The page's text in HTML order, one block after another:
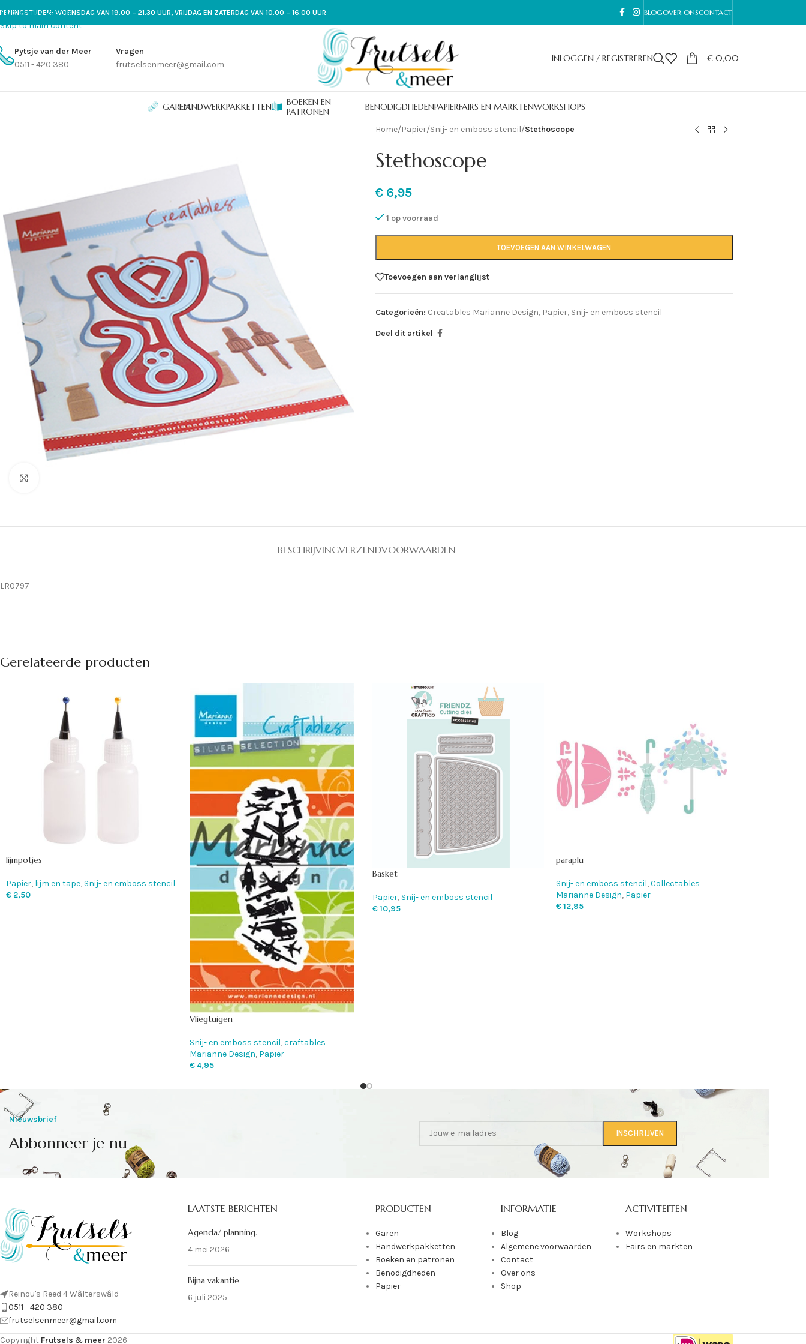
Skip to navigation
Skip to main content
WOENSDAG VAN 19.00 – 21.30 UUR, VRIJDAG EN ZATERDAG VAN 10.00 – 16.00 UUR BLOGOVER ONSCONTACT
Pytsje van der Meer
0511 - 420 380
Vragen
frutselsenmeer@gmail.com
INLOGGEN / REGISTREREN € 0,00
GARENHANDWERKPAKKETTEN
BOEKEN EN
PATRONEN
BENODIGDHEDENPAPIERFAIRS EN MARKTENWORKSHOPS
Home/Papier/Snij- en emboss stencil/Stethoscope
Stethoscope
€6,95
1 op voorraad
TOEVOEGEN AAN WINKELWAGEN
Toevoegen aan verlanglijst
Categorieën: Creatables Marianne Design, Papier, Snij- en emboss stencil
Deel dit artikel
BESCHRIJVINGVERZENDVOORWAARDEN
LR0797
Gerelateerde producten
lijmpotjes
Papier, lijm en tape, Snij- en emboss stencil
€ 2,50
Vliegtuigen
Snij- en emboss stencil, craftables
Marianne Design, Papier
€4,95
Basket
Papier, Snij- en emboss stencil
€10,95
paraplu
Snij- en emboss stencil, Collectables
Marianne Design, Papier
€12,95
Nieuwsbrief
Abbonneer je nu
Reinou's Reed 4 Wâlterswâld
0511 - 420 380
frutselsenmeer@gmail.com
LAATSTE BERICHTEN
Agenda/ planning.
4 mei 2026
Bijna vakantie
6 juli 2025
PRODUCTEN
Garen
Handwerkpakketten
Boeken en patronen
Benodigdheden
Papier
INFORMATIE
Blog
Algemene voorwaarden
Contact
Over ons
Shop
ACTIVITEITEN
Workshops
Fairs en markten
Copyright Frutsels & meer 2026